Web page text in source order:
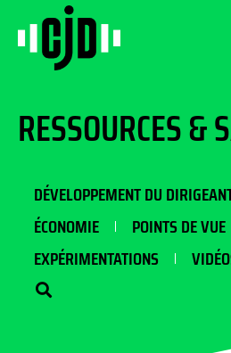
RESSOURCES &
DÉVELOPPEMENT DU
ÉCONOMIE
POINTS DE VUE
EXPÉRIMENTATIONS